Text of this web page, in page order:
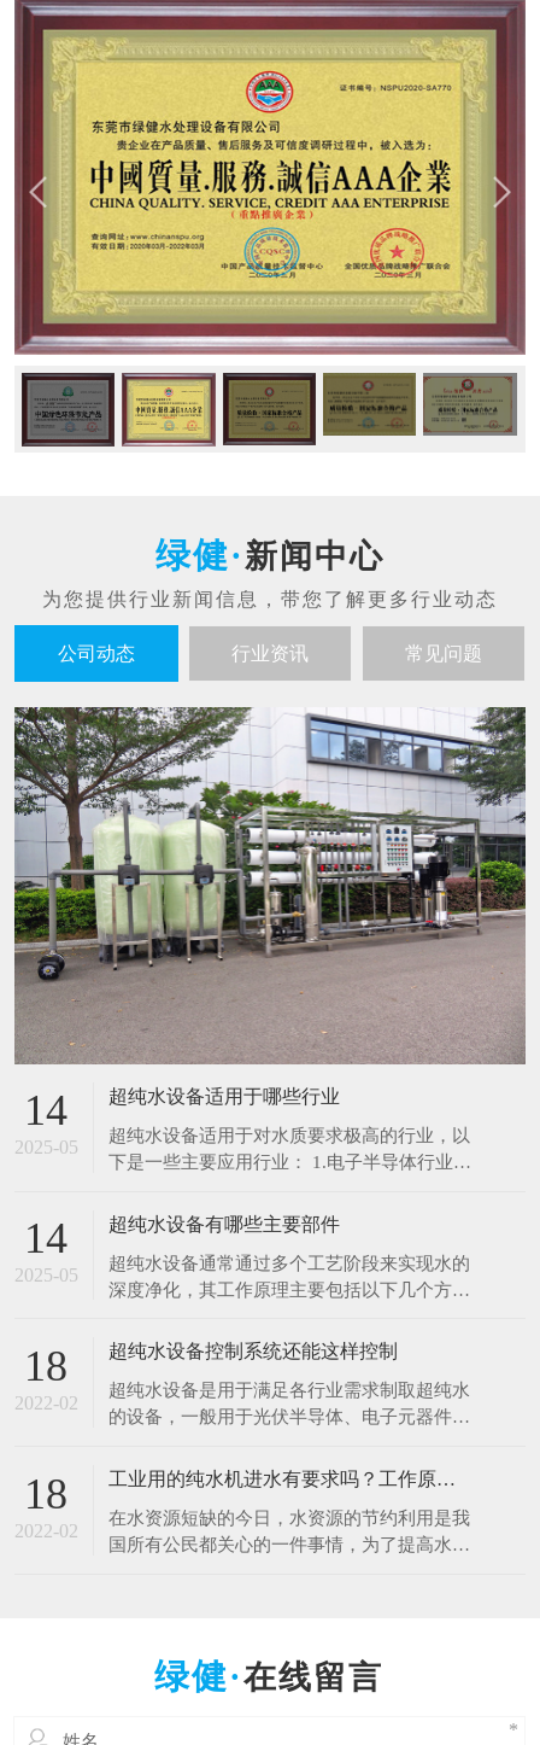
新闻中心
公司动态 行业资讯 常见问题
14
2025-05
超纯水设备适用于哪些行业
超纯水设备适用于对水质要求极高的行业，以
下是一些主要应用行业： 1.电子半导体行业：
于清洗硅片、光刻、蚀刻等工艺。例如，芯片
制造中，需要使用超纯水将硅片表面的杂质清
洗干净，以确保芯片的性能和良品率。哪怕是
极其微量的杂质，都可能导致芯片电路短路或
14
2025-05
超纯水设备有哪些主要部件
超纯水设备通常通过多个工艺阶段来实现水的
深度净化，其工作原理主要包括以下几个方
等设备，通过不同粒径的石英砂、无烟煤等介
质、悬浮物等，降低水的浊度，保护后续设备
免受颗粒物质的磨损和堵塞。 2.活性炭吸附：
18
2022-02
超纯水设备控制系统还能这样控制
超纯水设备是用于满足各行业需求制取超纯水
的设备，一般用于光伏半导体、电子元器件、
制系统是十分的重要，控制着整一套超纯水设
纯水设备控制系统采用全自动PLC人机界面控
制对水处理系统进行自动监测控制，可进行自
18
2022-02
工业用的纯水机进水有要求吗？工作原理什么？
在水资源短缺的今日，水资源的节约利用是我
国所有公民都关心的一件事情，为了提高水资
备根据进水的原水质以及出水的水质要求不一
在线留言